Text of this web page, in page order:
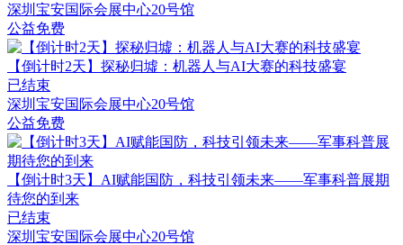
深圳宝安国际会展中心20号馆
公益免费
【倒计时2天】探秘归墟：机器人与AI大赛的科技盛宴
已结束
深圳宝安国际会展中心20号馆
公益免费
【倒计时3天】AI赋能国防，科技引领未来——军事科普展期
待您的到来
已结束
深圳宝安国际会展中心20号馆